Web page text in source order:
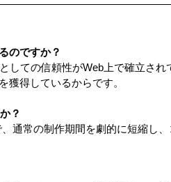
のですか？
獲得しているからです。
？
通常の制作期間を劇的に短縮し